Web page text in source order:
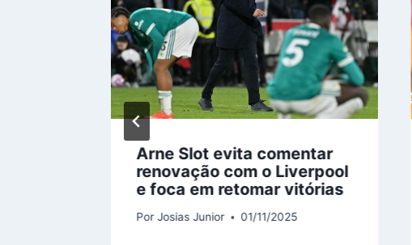
Arne Slot evita comentar
renovação com o Liverpool
e foca em retomar vitórias
PorJosias Junior 01/11/2025